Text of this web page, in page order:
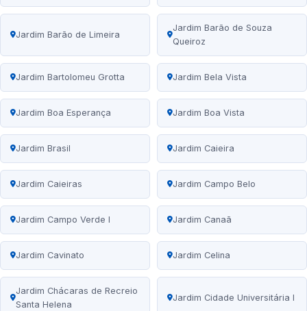
Jardim Barão de Limeira
Jardim Barão de Souza
Queiroz
Jardim Bartolomeu Grotta Jardim Bela Vista
Jardim Boa Esperança Jardim Boa Vista
Jardim Brasil Jardim Caieira
Jardim Caieiras Jardim Campo Belo
Jardim Campo Verde I Jardim Canaã
Jardim Cavinato Jardim Celina
Jardim Chácaras de Recreio
Santa Helena
Jardim Cidade Universitária I